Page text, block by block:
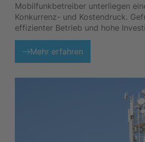
Mobilfunkbetreiber unterliegen
Konkurrenz- und Kostendruck.
effizienter Betrieb und hohe
Mehr erfahren